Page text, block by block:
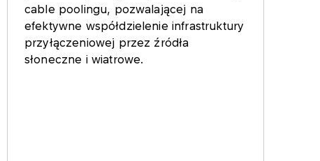
cable poolingu, pozwalającej na
efektywne współdzielenie infrastruktury
przyłączeniowej przez źródła
słoneczne i wiatrowe.